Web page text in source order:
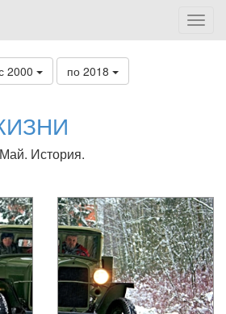
2000 по 2018
История.